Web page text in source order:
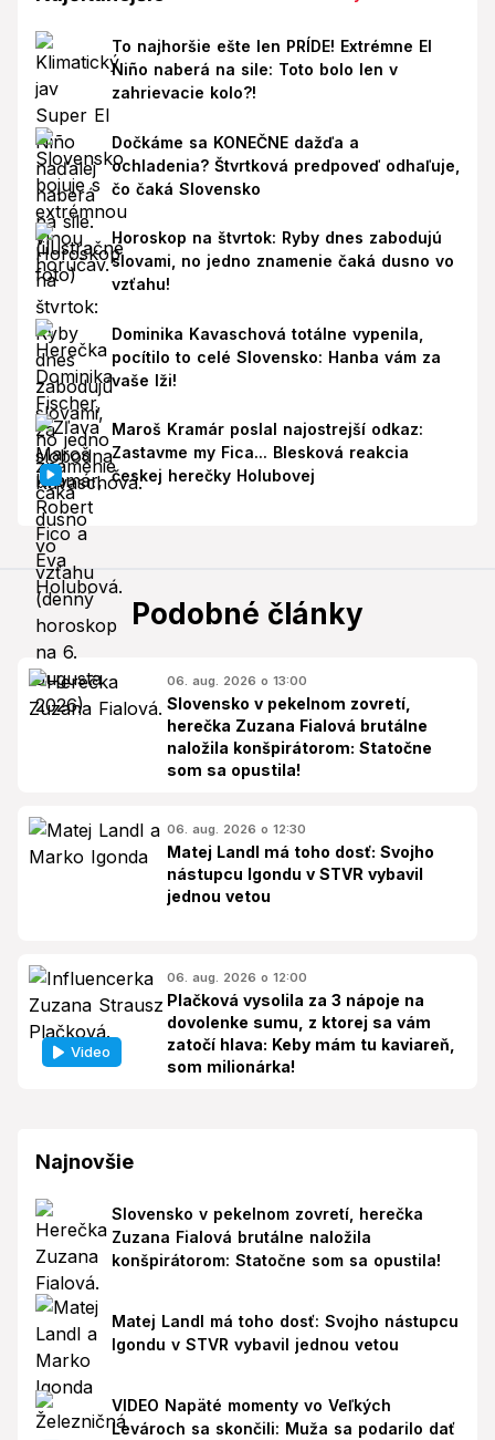
To najhoršie ešte len PRÍDE! Extrémne El
Niño naberá na sile: Toto bolo len v
zahrievacie kolo?!
Dočkáme sa KONEČNE dažďa a
ochladenia? Štvrtková predpoveď odhaľuje,
čo čaká Slovensko
Horoskop na štvrtok: Ryby dnes zabodujú
slovami, no jedno znamenie čaká dusno vo
vzťahu!
Dominika Kavaschová totálne vypenila,
pocítilo to celé Slovensko: Hanba vám za
vaše lži!
Maroš Kramár poslal najostrejší odkaz:
Zastavme my Fica... Blesková reakcia
českej herečky Holubovej
Podobné články
06. aug. 2026 o 13:00
Slovensko v pekelnom zovretí,
herečka Zuzana Fialová brutálne
naložila konšpirátorom: Statočne
som sa opustila!
06. aug. 2026 o 12:30
Matej Landl má toho dosť: Svojho
nástupcu Igondu v STVR vybavil
jednou vetou
Video
06. aug. 2026 o 12:00
Plačková vysolila za 3 nápoje na
dovolenke sumu, z ktorej sa vám
zatočí hlava: Keby mám tu kaviareň,
som milionárka!
Najnovšie
Slovensko v pekelnom zovretí, herečka
Zuzana Fialová brutálne naložila
konšpirátorom: Statočne som sa opustila!
Matej Landl má toho dosť: Svojho nástupcu
Igondu v STVR vybavil jednou vetou
VIDEO Napäté momenty vo Veľkých
Levároch sa skončili: Muža sa podarilo dať